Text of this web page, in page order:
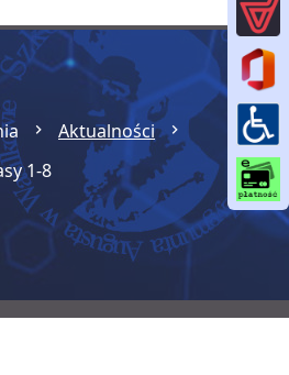
Aktualności
1-8
c
e
b
o
o